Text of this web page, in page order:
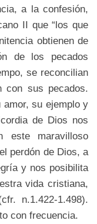
a la confesión,
II que “los que
obtienen de
de los pecados
se reconcilian
con sus pecados.
su ejemplo y
de Dios nos
este maravilloso
perdón de Dios, a
y nos posibilita
vida cristiana,
n.1.422-1.498).
con frecuencia.